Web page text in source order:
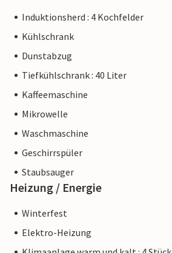
Induktionsherd : 4 Kochfelder
Kühlschrank
Dunstabzug
Tiefkühlschrank : 40 Liter
Kaffeemaschine
Mikrowelle
Waschmaschine
Geschirrspüler
Staubsauger
Heizung / Energie
Winterfest
Elektro-Heizung